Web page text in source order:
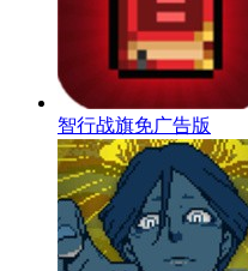
智行战旗免广告版